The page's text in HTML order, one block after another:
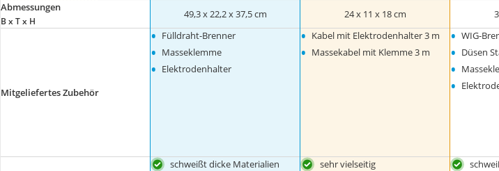
Abmessungen
B x T x H
49,3 x 22,2 x 37,5 cm 24 x 11 x 18 cm
Mitgeliefertes Zubehör
• Fülldraht-Brenner
• Masseklemme
• Elektrodenhalter
• Kabel mit Elektrodenhalter 3 m
• Massekabel mit Klemme 3 m
• WIG-
• Düsen
•
•
schweißt dicke Materialien
sehr vielseitig